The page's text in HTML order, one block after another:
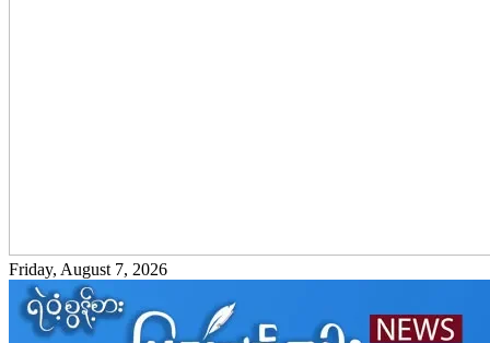
Friday, August 7, 2026